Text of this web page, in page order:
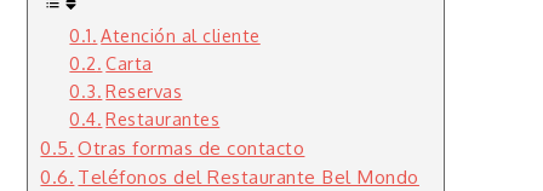
Atención al cliente
Carta
Reservas
Restaurantes
Otras formas de contacto
Teléfonos del Restaurante Bel Mondo